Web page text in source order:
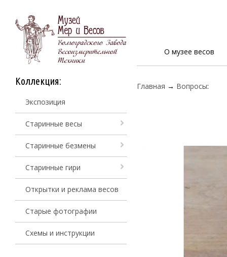
О музее весов
Коллекция:
Экспозиция
Старинные весы
Старинные безмены
Старинные гири
Открытки и реклама весов
Старые фотографии
Схемы и инструкции
Главная → Вопросы: